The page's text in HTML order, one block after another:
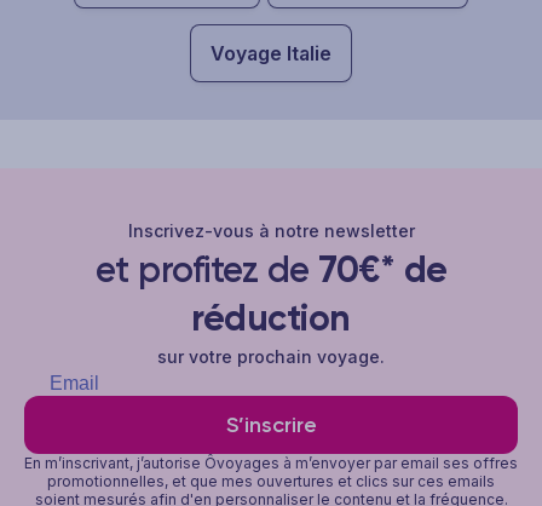
Voyage Italie
Inscrivez-vous à notre newsletter
et profitez de 70€* de
réduction
sur votre prochain voyage.
S’inscrire
En m’inscrivant, j’autorise Ôvoyages à m’envoyer par email ses offres
promotionnelles, et que mes ouvertures et clics sur ces emails
soient mesurés afin d'en personnaliser le contenu et la fréquence.